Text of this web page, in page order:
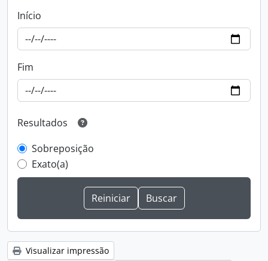
Início
Fim
Resultados
Sobreposição
Exato(a)
Visualizar impressão